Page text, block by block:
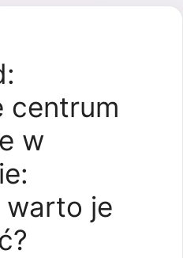
centrum
w
je